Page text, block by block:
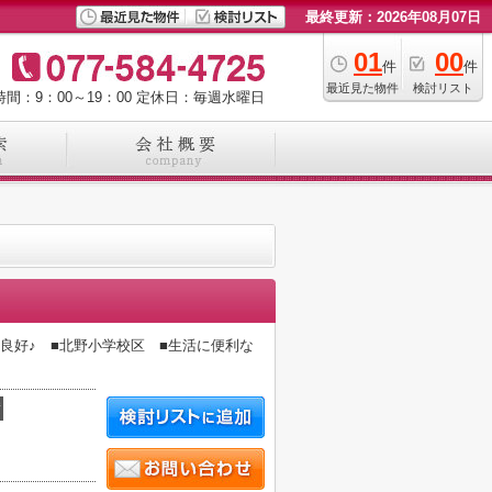
最終更新：2026年08月07日
01件
最近見た物件
00件
検討リスト
間：9：00～19：00 定休日：毎週水曜日
好♪ ■北野小学校区 ■生活に便利な